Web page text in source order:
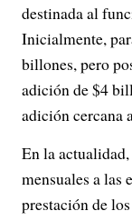
destinada al
Inicialmente,
billones, pero
adición de $4
adición cercana
En la
mensuales a las
prestación de